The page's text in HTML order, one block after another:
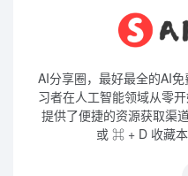
AI分享圈，最好最全的AI
习者在人工智能领域从零
提供了便捷的资源获取渠
或 ⌘ + D 收藏